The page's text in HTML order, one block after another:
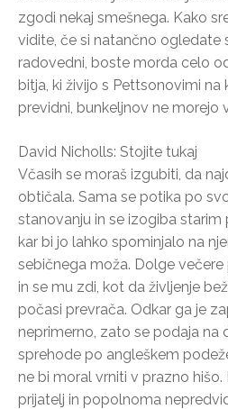
zgodi nekaj smešnega. Kako
vidite, če si natančno ogledate
radovedni, boste morda celo
bitja, ki živijo s Pettsonovimi na
previdni, bunkeljnov ne morejo
David Nicholls: Stojite tukaj
Včasih se moraš izgubiti, da
obtičala. Sama se potika po
stanovanju in se izogiba starim
kar bi jo lahko spominjalo na
sebičnega moža. Dolge
in se mu zdi, kot da življenje
počasi prevrača. Odkar ga je
neprimerno, zato se podaja na
sprehode po angleškem
ne bi moral vrniti v prazno hišo.
prijatelj in popolnoma